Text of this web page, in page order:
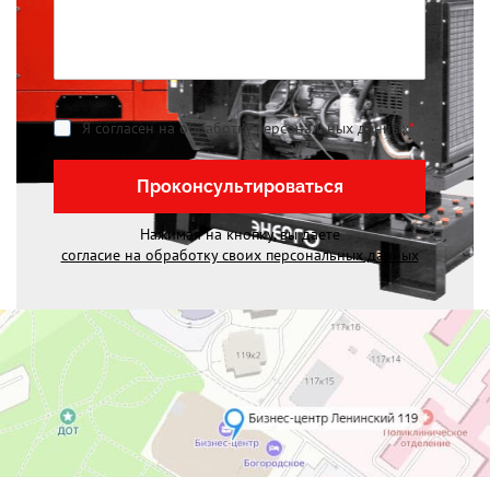
Я согласен на обработку персональных данных*
Проконсультироваться
Нажимая на кнопку, вы даете
согласие на обработку своих персональных данных